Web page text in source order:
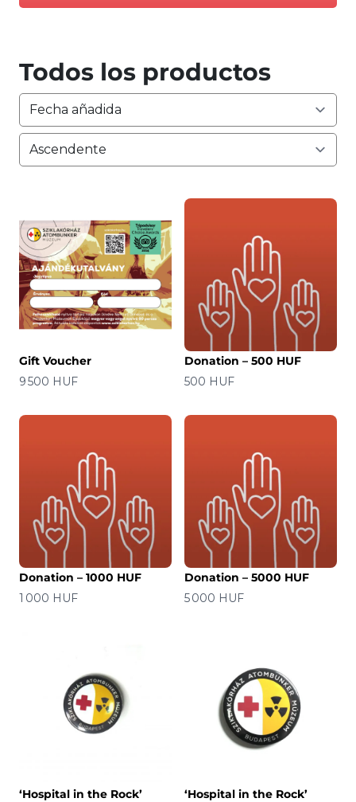
Todos los productos
Gift Voucher
Precio
9 500 HUF
Donation – 500 HUF
Precio
500 HUF
Donation – 1000 HUF
Precio
1 000 HUF
Donation – 5000 HUF
Precio
5 000 HUF
‘Hospital in the Rock’
‘Hospital in the Rock’